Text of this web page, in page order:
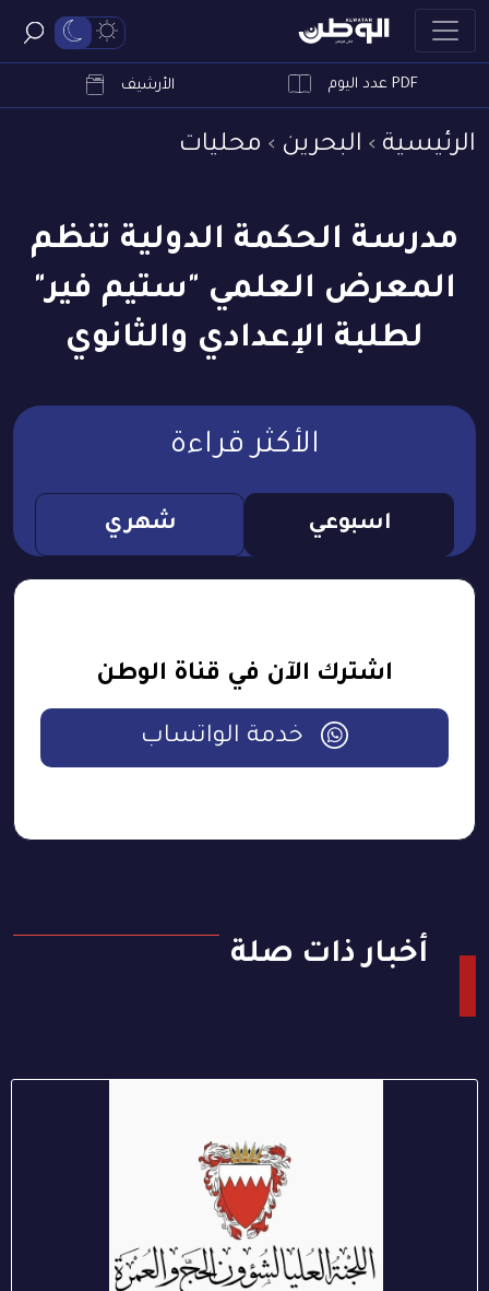
PDF عدد اليوم الأرشيف
الرئيسية البحرين محليات
مدرسة الحكمة الدولية تنظم
المعرض العلمي "ستيم فير"
لطلبة الإعدادي والثانوي
الأكثر قراءة
اسبوعي شهري
اشترك الآن في قناة الوطن
خدمة الواتساب
أخبار ذات صلة